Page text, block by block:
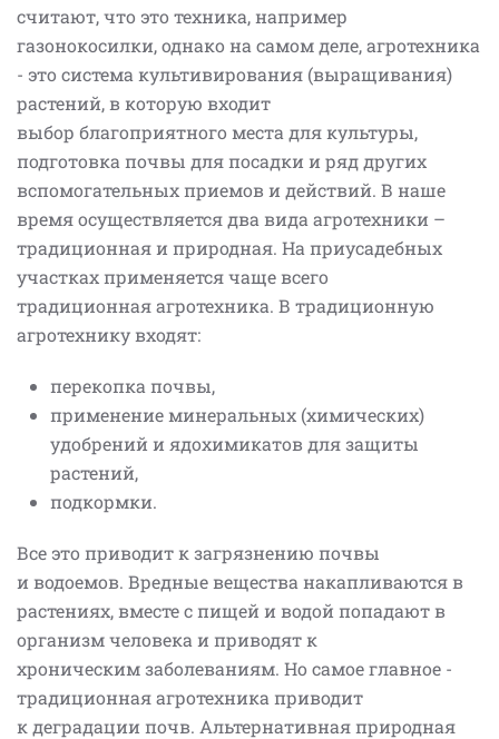
считают, что это техника, например
газонокосилки, однако на самом деле, агротехника
- это система культивирования (выращивания)
растений, в которую входит
выбор благоприятного места для культуры,
подготовка почвы для посадки и ряд других
вспомогательных приемов и действий. В наше
время осуществляется два вида агротехники –
традиционная и природная. На приусадебных
участках применяется чаще всего
традиционная агротехника. В традиционную
агротехнику входят:
перекопка почвы,
применение минеральных (химических)
удобрений и ядохимикатов для защиты
растений,
подкормки.
Все это приводит к загрязнению почвы
и водоемов. Вредные вещества накапливаются в
растениях, вместе с пищей и водой попадают в
организм человека и приводят к
хроническим заболеваниям. Но самое главное -
традиционная агротехника приводит
к деградации почв. Альтернативная природная